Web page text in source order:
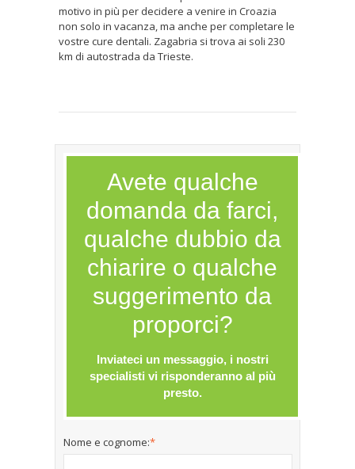
motivo in più per decidere a venire in Croazia
non solo in vacanza, ma anche per completare le
vostre cure dentali. Zagabria si trova ai soli 230
km di autostrada da Trieste.
Avete qualche
domanda da farci,
qualche dubbio da
chiarire o qualche
suggerimento da
proporci?
Inviateci un messaggio, i nostri
specialisti vi risponderanno al più
presto.
Nome e cognome:*